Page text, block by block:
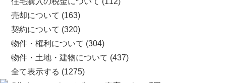
売却について (163)
契約について (320)
物件・権利について (304)
物件・土地・建物について (437)
全て表示する (1275)